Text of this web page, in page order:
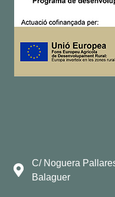
C/ Noguera
Balaguer